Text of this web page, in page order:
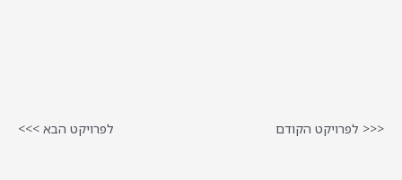
<<< לפרויקט הקודם לפרויקט הבא >>>